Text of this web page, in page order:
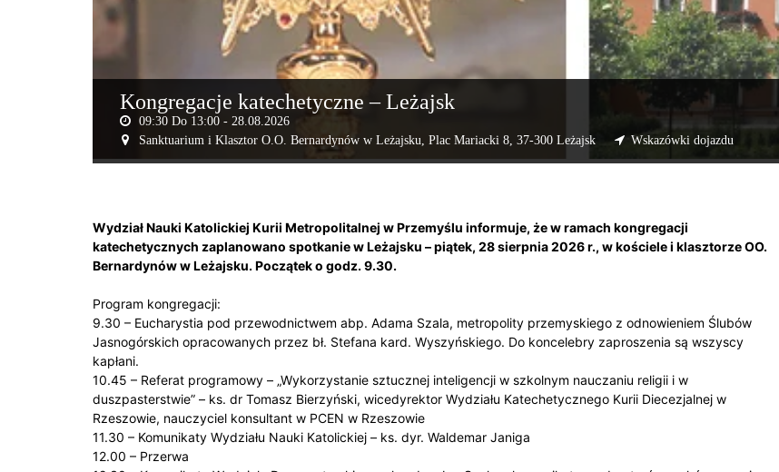
Kongregacje katechetyczne – Leżajsk
09:30 Do 13:00 - 28.08.2026
Sanktuarium i Klasztor O.O. Bernardynów w Leżajsku, Plac Mariacki 8, 37-300 Leżajsk Wskazówki dojazdu
Wydział Nauki Katolickiej Kurii Metropolitalnej w Przemyślu informuje, że w ramach kongregacji
katechetycznych zaplanowano spotkanie w Leżajsku – piątek, 28 sierpnia 2026 r., w kościele i klasztorze OO.
Bernardynów w Leżajsku. Początek o godz. 9.30.
Program kongregacji:
9.30 – Eucharystia pod przewodnictwem abp. Adama Szala, metropolity przemyskiego z odnowieniem Ślubów
Jasnogórskich opracowanych przez bł. Stefana kard. Wyszyńskiego. Do koncelebry zaproszenia są wszyscy
kapłani.
10.45 – Referat programowy – „Wykorzystanie sztucznej inteligencji w szkolnym nauczaniu religii i w
duszpasterstwie” – ks. dr Tomasz Bierzyński, wicedyrektor Wydziału Katechetycznego Kurii Diecezjalnej w
Rzeszowie, nauczyciel konsultant w PCEN w Rzeszowie
11.30 – Komunikaty Wydziału Nauki Katolickiej – ks. dyr. Waldemar Janiga
12.00 – Przerwa